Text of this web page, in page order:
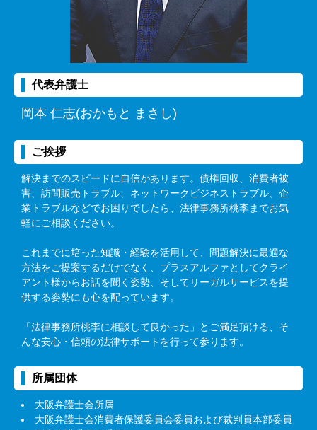
代表弁護士
岡本 仁志(おかもと まさし)
ご挨拶
解決までのスピードに自信があります。債権回収、消費者被
害、訪問販売トラブル、ネットワークビジネストラブル、企
業トラブルなどでお困りでしたら、法律事務所桃李までお気
軽にご相談ください。
これまでに培った知識・経験を活用して、問題解決に最適な
方法をご提案するだけでなく、プラスアルファとしてクライ
アント様からお話を聞く姿勢、そしてリーガルサービスを提
供する姿勢にも心を配っています。
「法律事務所桃李に相談して良かった」とご満足頂ける、そ
んな安心・信頼の法律サポートを行って参ります。
所属団体
大阪弁護士会所属
大阪弁護士会消費者保護委員会委員および裁判員本部委員